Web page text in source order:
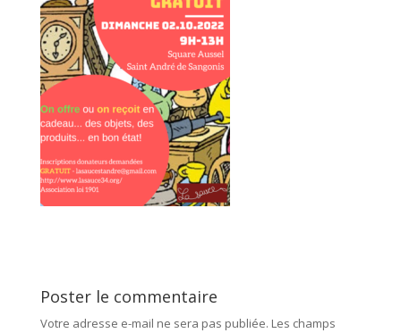
Poster le commentaire
Votre adresse e-mail ne sera pas publiée. Les champs